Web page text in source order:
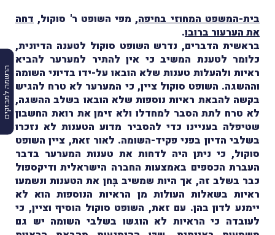
הרשמה למבזקים
בית-המשפט המחוזי בחיפה, מפי השופט ר' סוקול, דחה
את הערעור ברובו.
בראשית הדברים, נדרש השופט סוקול לטענה הדיונית,
כלומר לטענת המשיב כי אין להתיר למערער להביא
ראיות ולהעלות טענות שלא הובאו על-ידו בדיוני השומה
וההשגה. השופט סוקול ציין, כי המערער לא טרח להגיש
בקשה להבאת ראיות נוספות שלא הובאו בשלב ההשגה,
לא טרח לתת הסבר למחדלו ולא זימן את רואת החשבון
שטיפלה בעניינו כדי להסביר מדוע הטענות לא נזכרו
בשלבי הדיון בפני פקיד-השומה. לאור זאת, ציין השופט
סוקול, כי ניתן היה לדחות את טענות המערער בדבר
העברת הכספים באמצעות החברה הישראלית ודיקספול
כבר בשלב זה, אך היות שמשיב בָּחן את הטענות ונשמעו
ראיות בשאלות העולות מן הראיות הנוספות הוא לא
יימנע לדון בהן. עם זאת, השופט סוקול הוסיף וציין, כי
לעובדה כי הראיות לא הוגשו בשלבי השומה יש גם